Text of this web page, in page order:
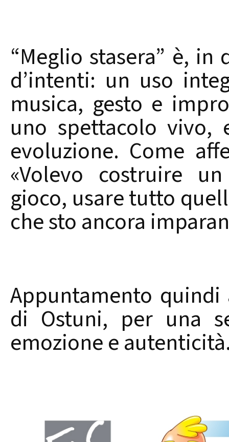
“Meglio stasera” è,
d’intenti: un uso
musica, gesto e
uno spettacolo vivo,
evoluzione. Come
«Volevo costruire
gioco, usare tutto
che sto ancora
Appuntamento
di Ostuni, per una
emozione e